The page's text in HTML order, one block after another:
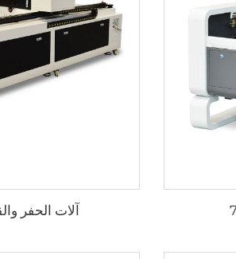
آلات الحفر